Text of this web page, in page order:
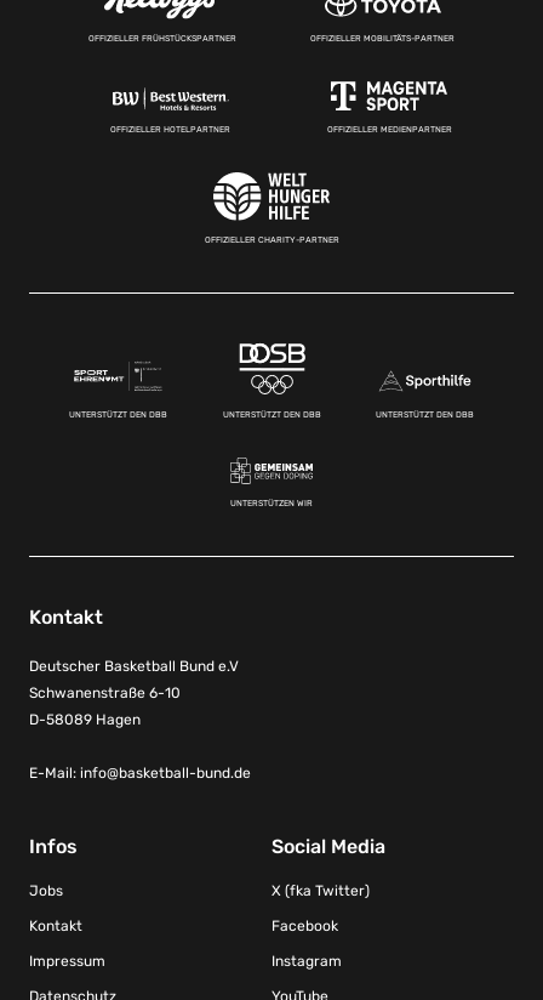
OFFIZIELLER FRÜHSTÜCKSPARTNER OFFIZIELLER MOBILITÄTS-PARTNER
OFFIZIELLER HOTELPARTNER OFFIZIELLER MEDIENPARTNER
OFFIZIELLER CHARITY-PARTNER
UNTERSTÜTZT DEN DBB UNTERSTÜTZT DEN DBB UNTERSTÜTZT DEN DBB
UNTERSTÜTZEN WIR
Kontakt
Deutscher Basketball Bund e.V
Schwanenstraße 6-10
D-58089 Hagen
E-Mail: info@basketball-bund.de
Infos
Jobs
Kontakt
Impressum
Datenschutz
Social Media
X (fka Twitter)
Facebook
Instagram
YouTube